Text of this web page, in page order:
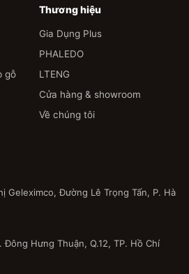
gỗ
Thương hiệu
Gia Dụng Plus
PHALEDO
LTENG
Cửa hàng & showroom
Về chúng tôi
Geleximco, Đường Lê Trọng Tấn, P. Hà
Đông Hưng Thuận, Q.12, TP. Hồ Chí